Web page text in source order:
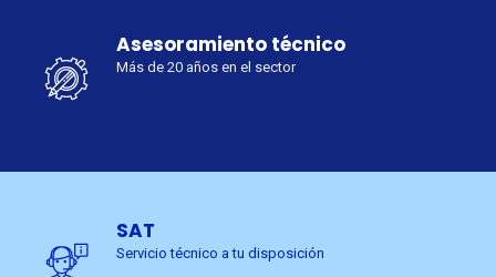
Asesoramiento técnico
Más de 20 años en el sector
SAT
Servicio técnico a tu disposición